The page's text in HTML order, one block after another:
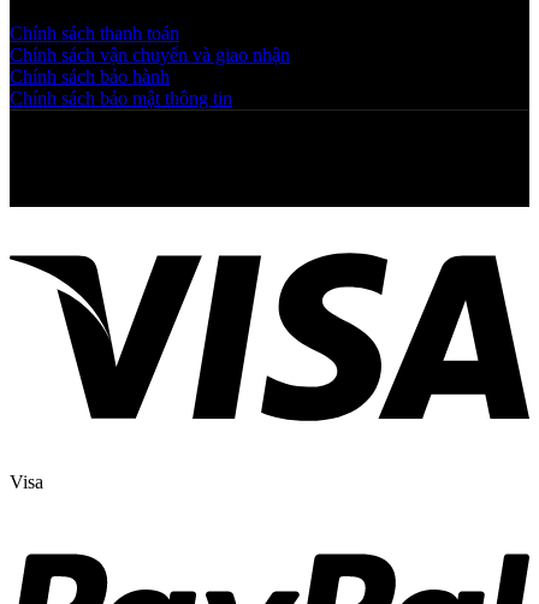
Chính sách thanh toán
Chính sách vận chuyển và giao nhận
Chính sách bảo hành
Chính sách bảo mật thông tin
Visa